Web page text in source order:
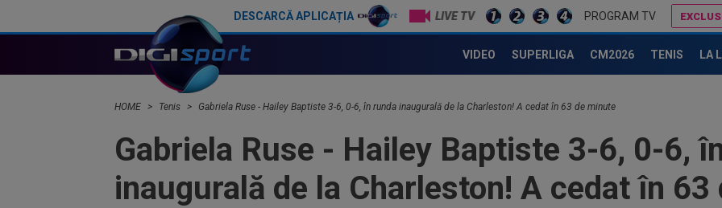
DESCARCĂ APLICAȚIA LIVE TV PROGRAM TV
VIDEO SUPERLIGA CM2026 TENIS LA
HOME Tenis Gabriela Ruse - Hailey Baptiste 3-6, 0-6, în runda inaugurală de la Charleston! A cedat în 63 de minute
Gabriela Ruse - Hailey Baptiste 3-6, 0-6,
inaugurală de la Charleston! A cedat în 63